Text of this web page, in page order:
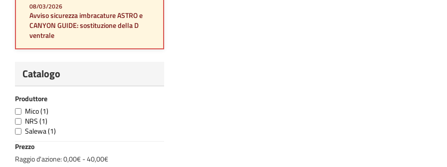
08/03/2026
Avviso sicurezza imbracature ASTRO e
CANYON GUIDE: sostituzione della D
ventrale
Catalogo
Produttore
Mico(1)
NRS(1)
Salewa(1)
Prezzo
Raggio d'azione:0,00€ - 40,00€